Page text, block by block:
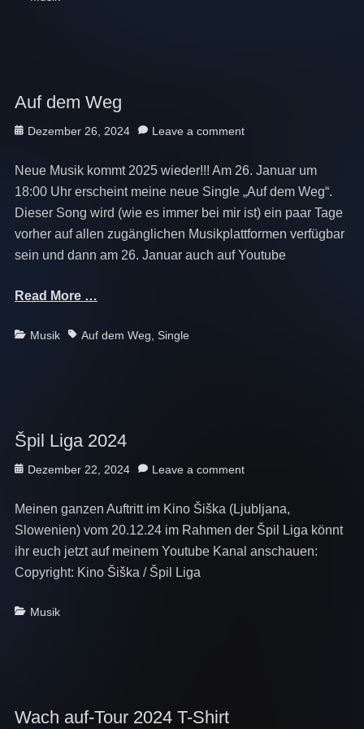
Auf dem Weg
Posted
Dezember 26, 2024 Leave a comment
Neue Musik kommt 2025 wieder!!! Am 26. Januar um
18:00 Uhr erscheint meine neue Single „Auf dem Weg“.
Dieser Song wird (wie es immer bei mir ist) ein paar Tage
vorher auf allen zugänglichen Musikplattformen verfügbar
sein und dann am 26. Januar auch auf Youtube
Read More …
Categories
Musik TagsAuf dem Weg Single
Špil Liga 2024
Posted
Dezember 22, 2024 Leave a comment
Meinen ganzen Auftritt im Kino Šiška (Ljubljana,
Slowenien) vom 20.12.24 im Rahmen der Špil Liga könnt
ihr euch jetzt auf meinem Youtube Kanal anschauen:
Copyright: Kino Šiška / Špil Liga
Categories
Musik
Wach auf-Tour 2024 T-Shirt